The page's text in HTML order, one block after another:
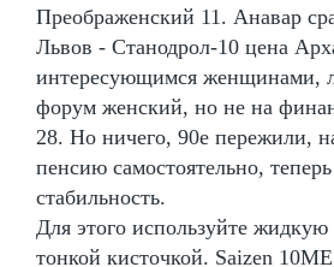
Преображенский 11. Анавар
Львов - Станодрол-10 цена
интересующимся женщинами,
форум женский, но не на
28. Но ничего, 90е пережили,
пенсию самостоятельно,
стабильность.
Для этого используйте жидкую
тонкой кисточкой. Saizen